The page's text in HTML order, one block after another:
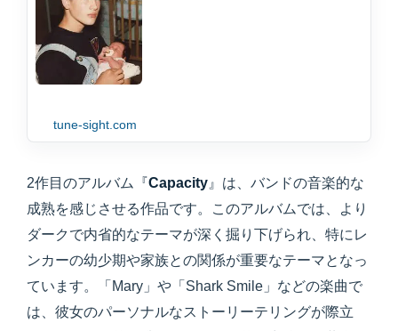
tune-sight.com
2作目のアルバム『Capacity 』は、バンドの音楽的な
成熟を感じさせる作品です。このアルバムでは、より
ダークで内省的なテーマが深く掘り下げられ、特にレ
ンカーの幼少期や家族との関係が重要なテーマとなっ
ています。「Mary」や「Shark Smile」などの楽曲で
は、彼女のパーソナルなストーリーテリングが際立